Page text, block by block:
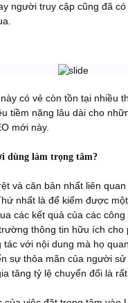
người truy cập cũng đã
có vẻ còn tồn tại nhiều
tiềm năng lâu dài cho
mới này.
dùng làm trọng tâm?
và căn bản nhất liên
nhất là để kiếm được
các kết quả của các
thông tin hữu ích
với nội dung mà họ
sự thỏa mãn của người
tăng tỷ lệ chuyển đổi là rất